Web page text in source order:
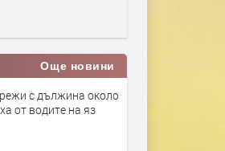
Още новини
с дължина около
от водите на яз